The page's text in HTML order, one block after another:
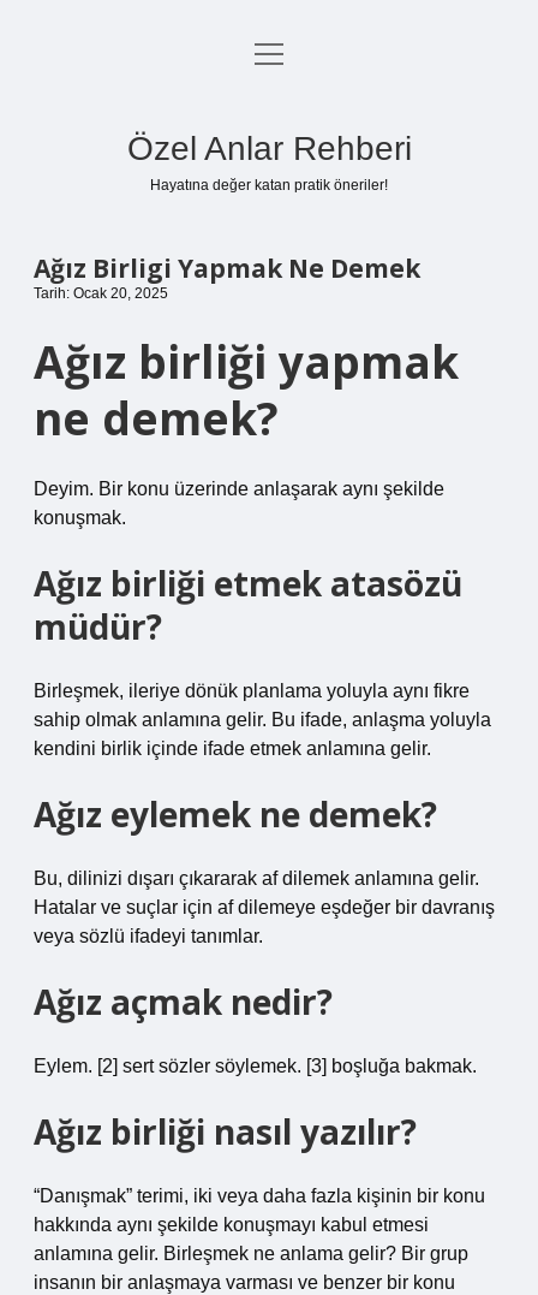
Anasayfa
menüyü
Özel Anlar Rehberi
Hayatına değer katan pratik öneriler!
Ağız Birligi Yapmak Ne Demek
Tarih: Ocak 20, 2025
Ağız birliği yapmak
ne demek?
Deyim. Bir konu üzerinde anlaşarak aynı şekilde
konuşmak.
Ağız birliği etmek atasözü
müdür?
Birleşmek, ileriye dönük planlama yoluyla aynı fikre
sahip olmak anlamına gelir. Bu ifade, anlaşma yoluyla
kendini birlik içinde ifade etmek anlamına gelir.
Ağız eylemek ne demek?
Bu, dilinizi dışarı çıkararak af dilemek anlamına gelir.
Hatalar ve suçlar için af dilemeye eşdeğer bir davranış
veya sözlü ifadeyi tanımlar.
Ağız açmak nedir?
Eylem. [2] sert sözler söylemek. [3] boşluğa bakmak.
Ağız birliği nasıl yazılır?
“Danışmak” terimi, iki veya daha fazla kişinin bir konu
hakkında aynı şekilde konuşmayı kabul etmesi
anlamına gelir. Birleşmek ne anlama gelir? Bir grup
insanın bir anlaşmaya varması ve benzer bir konu